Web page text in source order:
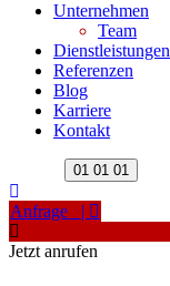
Unternehmen
Team
Dienstleistungen
Referenzen
Blog
Karriere
Kontakt
01 01 01
Anfrage |
Jetzt anrufen